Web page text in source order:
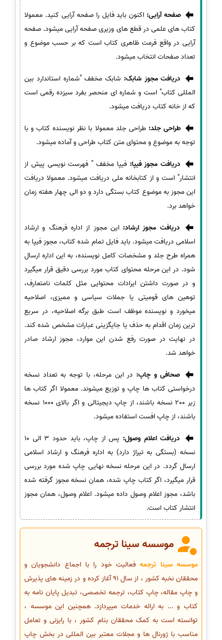
صفحه آرایی: اکنون باید فایل را صفحه آرایی کنید. معمولا
کتاب های علمی در قطع های وزیری صفحه آرایی میشود. صفحه
آرایی در واقع فرمت ظاهری کتاب است که بر حسب موضوع و
تعداد صفحات انتخاب میشود.
دریافت مجوز شابک: شابک مخفف "شماره استاندارد بین
المللی کتاب" است و شماره ای منحصر بفرد سیزده رقمی است
که از خانه کتاب دریافت میشود.
طراحی جلد:طراحی جلد معمولا با نظر نویسنده کتاب و با
توجه به موضوع و محتوای متن کتاب طراحی و آماده میشود.
دریافت مجوز فیپا: فیپا مخفف " فهرست نویسی پیش از
انتشار" است و از کتابخانه ملی دریافت میشود. معمولا دریافت
این مجوز به موضوع کتاب بستگی دارد و دو الی چهار هفته زمان
خواهد برد.
دریافت مجوز ارشاد: این مجوز از اداره فرهنگ و ارشاد
اسلامی دریافت میشود. باید فایل تمام شده کتاب، مجوز فیپا به
همراه طرح جلد و مشخصات کامل نویسنده، به این اداره ارسال
شود. در این مرحله محتوای کتاب مورد بررسی دقیق قرار میگیرد
و در صورت داشتن ایرادات محتوایی مثل کلمات نامتعارف،
توهین های قومیتی یا جملات سیاسی و ممیزی، اصلاحیه
میخورد و نویسنده موظف است طبق برگه اصلاحیه، در سریع
ترین زمان اقدام به حذف یا جایگزینی عبارات مشخص شده کند.
در نهایت در صورت رفع شدن این موارد، مجوز ارشاد صادر
خواهد شد.
صحافی و چاپ: در این مرحله، با توجه به تعداد نسخه
درخواستی کتاب ها چاپ و توزیع میشوند. معمولا اگر کتاب ها
زیر 200 نسخه باشند، از چاپ دیجیتالی و اگر بالای 1000 نسخه
باشند، از چاپ افست استفاده میشود.
دریافت اعلام وصول:
پس از چاپ، باید حدود 3 الی 10
نسخه (بستگی به تیراژ دارد) به اداره فرهنگ و ارشاد اسلامی
ارسال گردد. در این مرحله نسخه نهایی چاپ شده مورد بررسی
قرار میگیرد، اگر کتاب چاپ شده، همان نسخه مجوز گرفته شده
باشد، مجوز اعلام وصول داده میشود. اعلام وصول، همان مجوز
انتشار کتاب است.
موسسه سینا ترجمه
موسسه سینا ترجمهفعالیت خود را با اجماع دانشجویان و
محققان نخبه کشور ، از سال 91 آغاز کرده و در زمینه های پذیرش
و چاپ مقاله، چاپ کتاب، ترجمه تخصصی، تبدیل پایان نامه به
کتاب و ... به ارائه خدمات میپردازد. همچنین این موسسه ،
توانسته است به کمک محققان بنام کشور ، با رایزنی و تعامل
مناسب با ژورنال ها و مجلات معتبر بین المللی در بخش چاپ